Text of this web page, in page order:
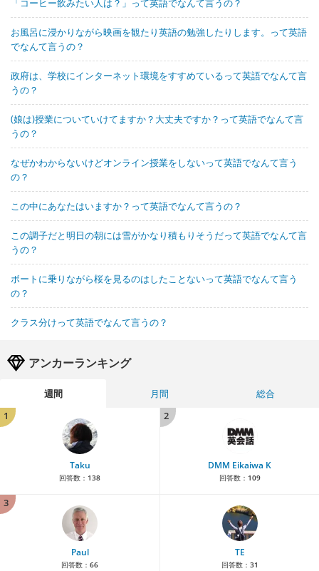
「コーヒー飲みたい人は？」って英語でなんて言うの？
お風呂に浸かりながら映画を観たり英語の勉強したりします。って英語
でなんて言うの？
政府は、学校にインターネット環境をすすめているって英語でなんて言
うの？
(娘は)授業についていけてますか？大丈夫ですか？って英語でなんて言
うの？
なぜかわからないけどオンライン授業をしないって英語でなんて言う
の？
この中にあなたはいますか？って英語でなんて言うの？
この調子だと明日の朝には雪がかなり積もりそうだって英語でなんて言
うの？
ボートに乗りながら桜を見るのはしたことないって英語でなんて言う
の？
クラス分けって英語でなんて言うの？
アンカーランキング
週間 月間
総合
1
Taku
回答数： 138
2
DMM Eikaiwa K
回答数： 109
3
Paul
回答数： 66
TE
回答数： 31